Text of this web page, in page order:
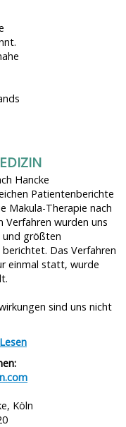
Hancke
Patientenberichte
Makula-Therapie nach
Verfahren wurden uns
und größten
Das Verfahren
einmal statt, wurde
sind uns nicht
Köln